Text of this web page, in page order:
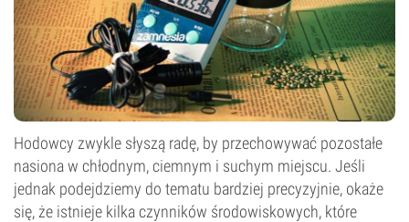
Hodowcy zwykle słyszą radę, by przechowywać pozostałe
nasiona w chłodnym, ciemnym i suchym miejscu. Jeśli
jednak podejdziemy do tematu bardziej precyzyjnie, okaże
się, że istnieje kilka czynników środowiskowych, które